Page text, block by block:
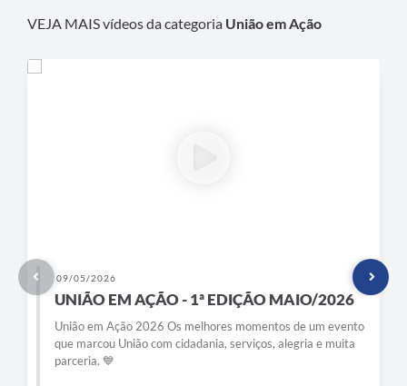
VEJA MAIS vídeos da categoria União em Ação
09/05/2026
UNIÃO EM AÇÃO - 1ª EDIÇÃO MAIO/2026
União em Ação 2026 Os melhores momentos de um evento
que marcou União com cidadania, serviços, alegria e muita
parceria. 💙